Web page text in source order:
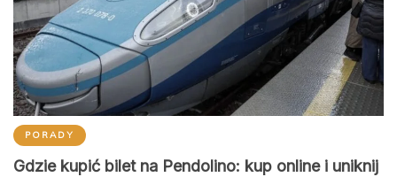
PORADY
Gdzie kupić bilet na Pendolino: kup online i uniknij